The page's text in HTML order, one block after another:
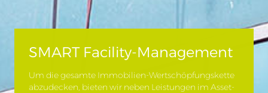
SMART Facility-Management
Um die gesamte Immobilien-Wertschöpfungskette
abzudecken, bieten wir neben Leistungen im Asset-